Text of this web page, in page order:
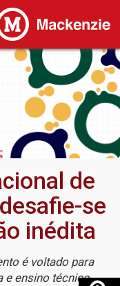
de
se
inédita
é voltado para
e ensino técnico